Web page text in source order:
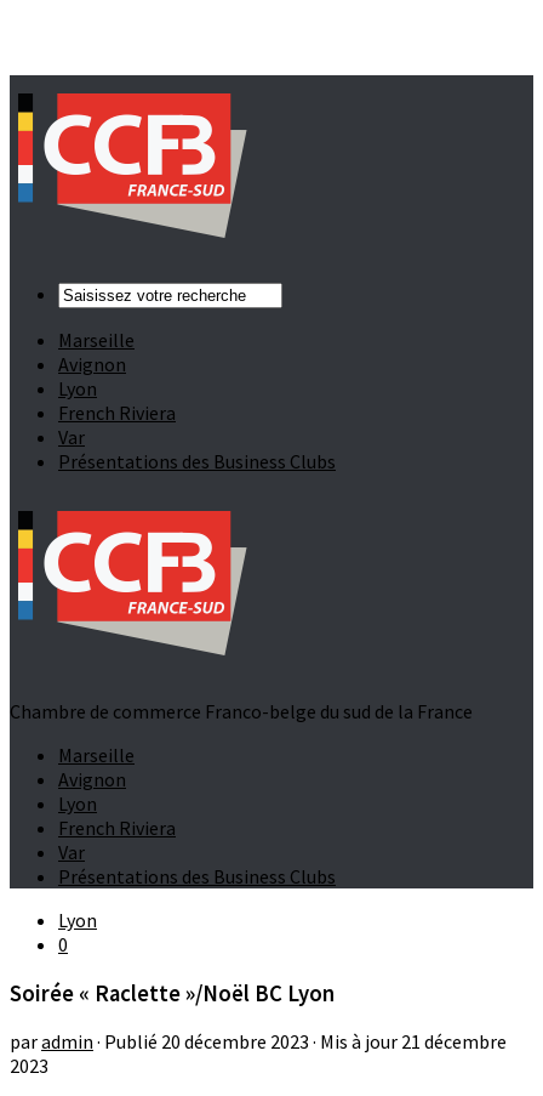
Marseille
Avignon
Lyon
French Riviera
Var
Présentations des Business Clubs
Chambre de commerce Franco-belge du sud de la France
Marseille
Avignon
Lyon
French Riviera
Var
Présentations des Business Clubs
Lyon
0
Soirée « Raclette »/Noël BC Lyon
paradmin · Publié 20 décembre 2023 · Mis à jour 21 décembre
2023